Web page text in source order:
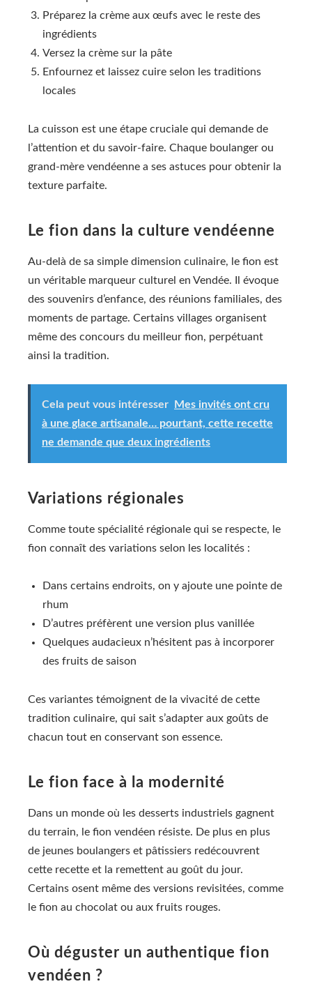
Préparez la crème aux œufs avec le reste des
ingrédients
Versez la crème sur la pâte
Enfournez et laissez cuire selon les traditions
locales
La cuisson est une étape cruciale qui demande de
l’attention et du savoir-faire. Chaque boulanger ou
grand-mère vendéenne a ses astuces pour obtenir la
texture parfaite.
Le fion dans la culture vendéenne
Au-delà de sa simple dimension culinaire, le fion est
un véritable marqueur culturel en Vendée. Il évoque
des souvenirs d’enfance, des réunions familiales, des
moments de partage. Certains villages organisent
même des concours du meilleur fion, perpétuant
ainsi la tradition.
Cela peut vous intéresser
Mes invités ont cru
à une glace artisanale… pourtant, cette recette
ne demande que deux ingrédients
Variations régionales
Comme toute spécialité régionale qui se respecte, le
fion connaît des variations selon les localités :
Dans certains endroits, on y ajoute une pointe de
rhum
D’autres préfèrent une version plus vanillée
Quelques audacieux n’hésitent pas à incorporer
des fruits de saison
Ces variantes témoignent de la vivacité de cette
tradition culinaire, qui sait s’adapter aux goûts de
chacun tout en conservant son essence.
Le fion face à la modernité
Dans un monde où les desserts industriels gagnent
du terrain, le fion vendéen résiste. De plus en plus
de jeunes boulangers et pâtissiers redécouvrent
cette recette et la remettent au goût du jour.
Certains osent même des versions revisitées, comme
le fion au chocolat ou aux fruits rouges.
Où déguster un authentique fion
vendéen ?